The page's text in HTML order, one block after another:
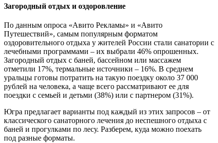
Загородный отдых и оздоровление
По данным опроса «Авито Рекламы» и «Авито
Путешествий», самым популярным форматом
оздоровительного отдыха у жителей России стали санатории с
лечебными программами – их выбрали 46% опрошенных.
Загородный отдых с баней, бассейном или массажем
отметили 17%, термальные источники – 16%. В среднем
уральцы готовы потратить на такую поездку около 37 000
рублей на человека, а чаще всего рассматривают ее для
поездки с семьей и детьми (38%) или с партнером (31%).
Югра предлагает варианты под каждый из этих запросов – от
классического санаторного лечения до неспешного отдыха с
баней и прогулками по лесу. Разберем, куда можно поехать
под разные форматы.